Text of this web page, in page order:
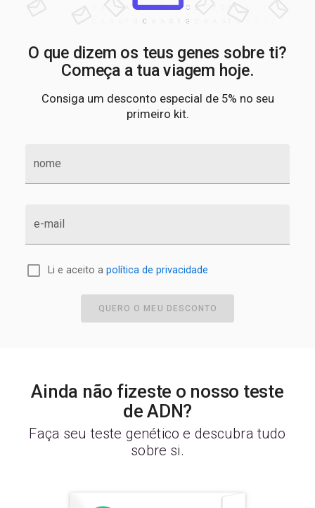
O que dizem os teus genes sobre ti?
Começa a tua viagem hoje.
Consiga um desconto especial de 5% no seu
primeiro kit.
nome
e-mail
Li e aceito a política de privacidade
QUERO O MEU DESCONTO
Ainda não fizeste o nosso teste
de ADN?
Faça seu teste genético e descubra tudo
sobre si.